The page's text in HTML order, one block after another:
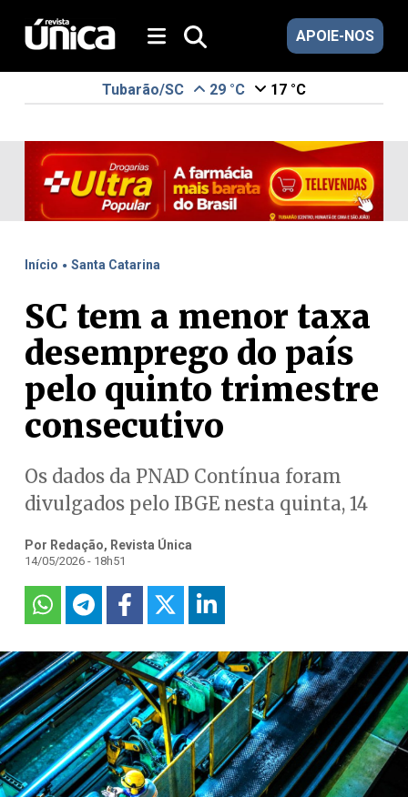
APOIE-NOS
Tubarão/SC 29 °C 17 °C
Início . Santa Catarina
SC tem a menor taxa
desemprego do país
pelo quinto trimestre
consecutivo
Os dados da PNAD Contínua foram
divulgados pelo IBGE nesta quinta, 14
Por Redação, Revista Única
14/05/2026 - 18h51